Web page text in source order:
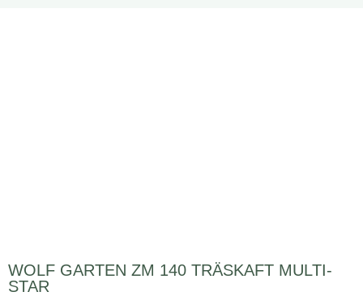
WOLF GARTEN ZM 140 TRÄSKAFT MULTI-
STAR